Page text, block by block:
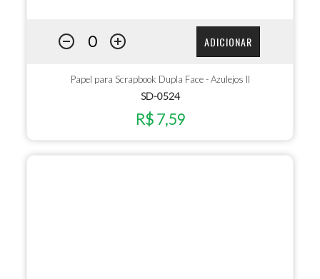
ADICIONAR
Papel para Scrapbook Dupla Face - Azulejos II
SD-0524
R$ 7,59